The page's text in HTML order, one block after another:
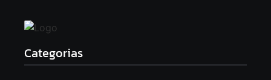
Categorias